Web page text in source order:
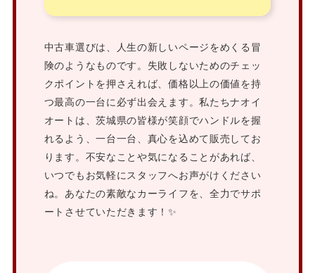
中古車選びは、人生の新しいページをめくる冒
険のようなものです。失敗しないためのチェッ
クポイントを押さえれば、価格以上の価値を持
つ最高の一台に必ず出会えます。私たちナオイ
オートは、茨城県の皆様が笑顔でハンドルを握
れるよう、一台一台、真心を込めて販売してお
ります。不安なことや気になることがあれば、
いつでもお気軽にスタッフへお声がけください
ね。あなたの素敵なカーライフを、全力でサポ
ートさせていただきます！✨